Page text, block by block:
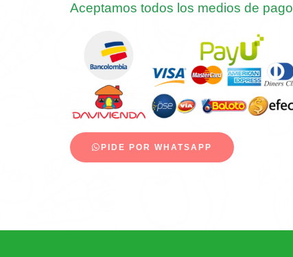
Aceptamos todos los medios de pago
PIDE POR WHATSAPP